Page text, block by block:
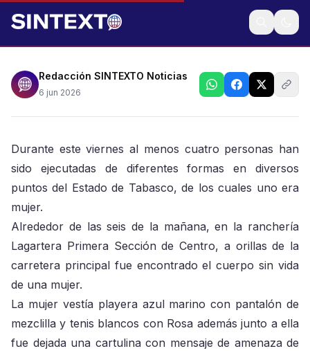
Paraíso, Huimanguillo y Centro concentraron
víctimas
Redacción SINTEXTO Noticias
6 jun 2026
Durante este viernes al menos cuatro personas han
sido ejecutadas de diferentes formas en diversos
puntos del Estado de Tabasco, de los cuales uno era
mujer.
Alrededor de las seis de la mañana, en la ranchería
Lagartera Primera Sección de Centro, a orillas de la
carretera principal fue encontrado el cuerpo sin vida
de una mujer.
La mujer vestía playera azul marino con pantalón de
mezclilla y tenis blancos con Rosa además junto a ella
fue dejada una cartulina con mensaje de amenaza de